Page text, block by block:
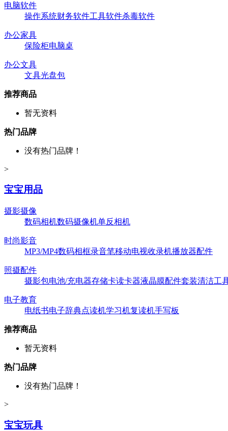
电脑软件
操作系统财务软件工具软件杀毒软件
办公家具
保险柜电脑桌
办公文具
文具光盘包
推荐商品
暂无资料
热门品牌
没有热门品牌！
>
宝宝用品
摄影摄像
数码相机数码摄像机单反相机
时尚影音
MP3/MP4数码相框录音笔移动电视收录机播放器配件
照摄配件
摄影包电池/充电器存储卡读卡器液晶膜配件套装清洁工
电子教育
电纸书电子辞典点读机学习机复读机手写板
推荐商品
暂无资料
热门品牌
没有热门品牌！
>
宝宝玩具